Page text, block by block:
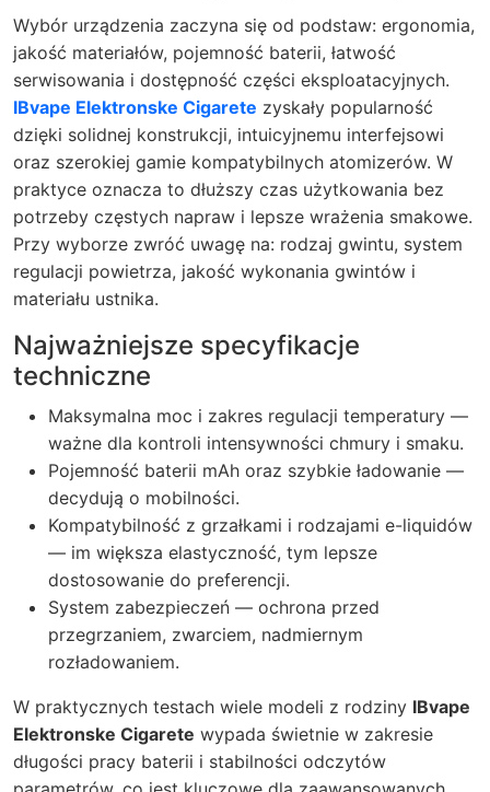
Wybór urządzenia zaczyna się od podstaw: ergonomia,
jakość materiałów, pojemność baterii, łatwość
serwisowania i dostępność części eksploatacyjnych.
IBvape Elektronske Cigarete zyskały popularność
dzięki solidnej konstrukcji, intuicyjnemu interfejsowi
oraz szerokiej gamie kompatybilnych atomizerów. W
praktyce oznacza to dłuższy czas użytkowania bez
potrzeby częstych napraw i lepsze wrażenia smakowe.
Przy wyborze zwróć uwagę na: rodzaj gwintu, system
regulacji powietrza, jakość wykonania gwintów i
materiału ustnika.
Najważniejsze specyfikacje
techniczne
Maksymalna moc i zakres regulacji temperatury —
ważne dla kontroli intensywności chmury i smaku.
Pojemność baterii mAh oraz szybkie ładowanie —
decydują o mobilności.
Kompatybilność z grzałkami i rodzajami e-liquidów
— im większa elastyczność, tym lepsze
dostosowanie do preferencji.
System zabezpieczeń — ochrona przed
przegrzaniem, zwarciem, nadmiernym
rozładowaniem.
W praktycznych testach wiele modeli z rodziny IBvape
Elektronske Cigarete wypada świetnie w zakresie
długości pracy baterii i stabilności odczytów